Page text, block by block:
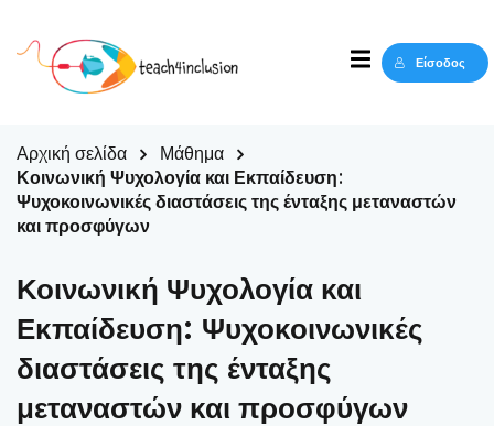
Είσοδος
Αρχική σελίδα
Μάθημα
Κοινωνική Ψυχολογία και Εκπαίδευση:
Ψυχοκοινωνικές διαστάσεις της ένταξης μεταναστών
και προσφύγων
Κοινωνική Ψυχολογία και
Εκπαίδευση: Ψυχοκοινωνικές
διαστάσεις της ένταξης
μεταναστών και προσφύγων
Δεν έχετε λογαριασμό;
Remember me Lost your password?